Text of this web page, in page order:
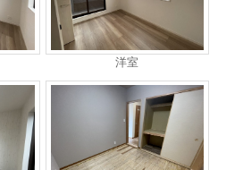
洋室